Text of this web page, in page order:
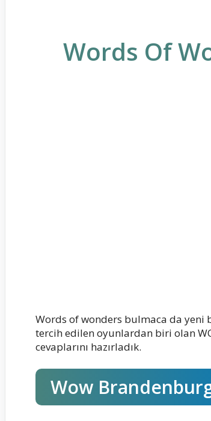
Words Of
Words of wonders bulmaca da yeni
tercih edilen oyunlardan biri olan
cevaplarını hazırladık.
Wow Brandenburg